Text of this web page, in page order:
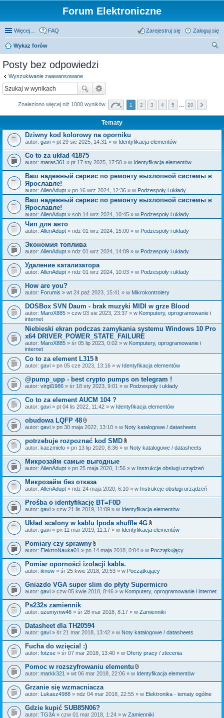
Forum Elektroniczne
Więcej… FAQ Zaloguj się
Zarejestruj się
Wykaz forów
Posty bez odpowiedzi
Wyszukiwanie zaawansowane
Znaleziono więcej niż 1000 wyników 1 2 3 4 5 20
Tematy
Dziwny kod kolorowy na oporniku
autor: gavi » pt 29 sie 2025, 14:31 » w Identyfikacja elementów
Co to za układ 41875
autor: maras361 » pt 17 sty 2025, 17:50 » w Identyfikacja elementów
Ваш надежный сервис по ремонту выхлопной системы в
Ярославле!
autor: AllenAdupt » pn 16 wrz 2024, 12:36 » w Podzespoły i układy
Ваш надежный сервис по ремонту выхлопной системы в
Ярославле!
autor: AllenAdupt » sob 14 wrz 2024, 10:45 » w Podzespoły i układy
Чип для авто
autor: AllenAdupt » ndz 01 wrz 2024, 15:00 » w Podzespoły i układy
Экономия топлива
autor: AllenAdupt » ndz 01 wrz 2024, 14:09 » w Podzespoły i układy
Удаление катализатора
autor: AllenAdupt » ndz 01 wrz 2024, 10:03 » w Podzespoły i układy
How are you?
autor: Forumis » wt 24 paź 2023, 15:41 » w Mikrokontrolery
DOSBox SVN Daum - brak muzyki MIDI w grze Blood
autor: MaroX885 » czw 03 sie 2023, 23:37 » w Komputery, oprogramowanie i
internet
Niebieski ekran podczas zamykania systemu Windows 10 Pro
x64 DRIVER_POWER_STATE_FAILURE
autor: MaroX885 » śr 05 lip 2023, 0:02 » w Komputery, oprogramowanie i
internet
Co to za element L315
Z
ł
ą
c
z
n
i
autor: gavi » pn 05 cze 2023, 13:16 » w Identyfikacja elementów
@pump_upp - best crypto pumps on telegram !
autor: virgil1986 » śr 18 sty 2023, 9:01 » w Podzespoły i układy
Co to za element AUCM 104 ?
autor: gavi » pt 04 lis 2022, 11:42 » w Identyfikacja elementów
obudowa LQFP 48
Z
ł
ą
c
z
n
i
i
autor: gavi » pn 30 maja 2022, 13:10 » w Noty katalogowe / datasheets
potrzebuje rozpoznać kod SMD
Z
ł
c
z
i
autor: kaczmielo » pn 13 lip 2020, 8:36 » w Noty katalogowe / datasheets
Микрозайм самые выгодные
autor: AllenAdupt » pn 25 maja 2020, 1:56 » w Instrukcje obsługi urządzeń
Микрозайм без отказа
autor: AllenAdupt » ndz 24 maja 2020, 6:10 » w Instrukcje obsługi urządzeń
Prośba o identyfikację BT=F0D
autor: gavi » czw 21 lis 2019, 11:09 » w Identyfikacja elementów
Układ scalony w kablu Ipoda shuffle 4G
Z
ł
c
z
i
k
i
autor: gavi » pn 11 mar 2019, 11:17 » w Identyfikacja elementów
Pomiary czy sprawny
Z
ł
ą
c
z
n
i
autor: ElektroNauka01 » pn 14 maja 2018, 0:04 » w Początkujący
Pomiar oporności izolacji kabla.
autor: iknow » śr 25 kwie 2018, 20:53 » w Początkujący
Gniazdo VGA super slim do płyty Supermicro
autor: gavi » czw 05 kwie 2018, 8:46 » w Komputery, oprogramowanie i internet
Ps232s zamiennik
autor: uzumymw46 » śr 28 mar 2018, 8:17 » w Zamienniki
Datasheet dla TH20594
autor: gavi » śr 21 mar 2018, 13:42 » w Noty katalogowe / datasheets
Fucha do wzięcia! :)
autor: fotzse » śr 07 mar 2018, 13:40 » w Oferty pracy / zlecenia
Pomoc w rozszyfrowaniu elementu
Z
ł
c
z
i
autor: markk321 » wt 06 mar 2018, 22:06 » w Identyfikacja elementów
Grzanie się wzmacniacza
autor: Lukasz4988 » ndz 04 mar 2018, 22:55 » w Elektronika - tematy ogólne
Gdzie kupić SUB85N06?
autor: TG3A » czw 01 mar 2018, 1:24 » w Zamienniki